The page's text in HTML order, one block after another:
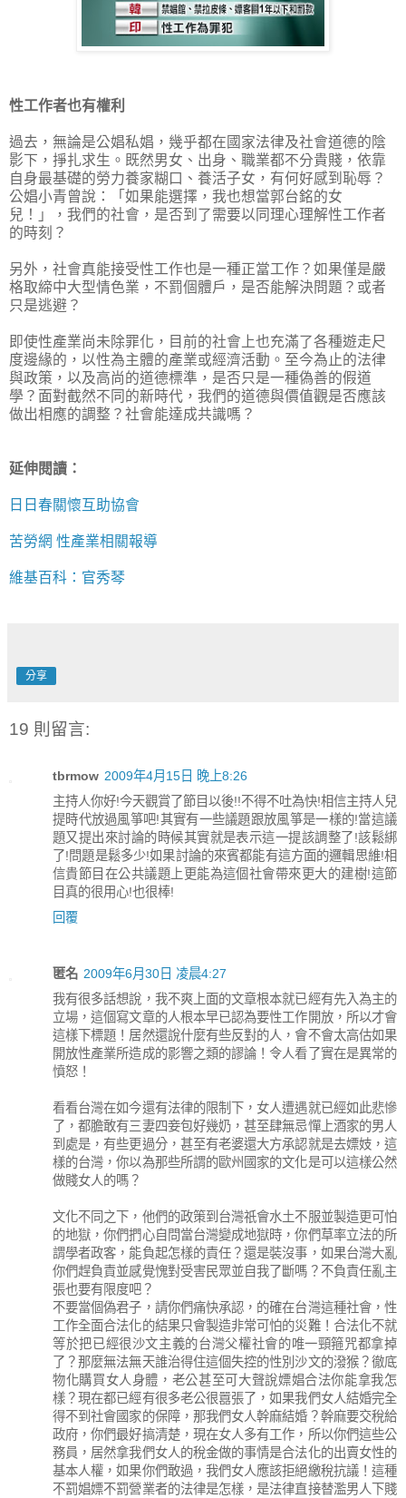
性工作者也有權利
過去，無論是公娼私娼，幾乎都在國家法律及社會道德的陰
影下，掙扎求生。既然男女、出身、職業都不分貴賤，依靠
自身最基礎的勞力養家糊口、養活子女，有何好感到恥辱？
公娼小青曾說：「如果能選擇，我也想當郭台銘的女
兒！」，我們的社會，是否到了需要以同理心理解性工作者
的時刻？
另外，社會真能接受性工作也是一種正當工作？如果僅是嚴
格取締中大型情色業，不罰個體戶，是否能解決問題？或者
只是逃避？
即使性產業尚未除罪化，目前的社會上也充滿了各種遊走尺
度邊緣的，以性為主體的產業或經濟活動。至今為止的法律
與政策，以及高尚的道德標準，是否只是一種偽善的假道
學？面對截然不同的新時代，我們的道德與價值觀是否應該
做出相應的調整？社會能達成共識嗎？
延伸閱讀：
日日春關懷互助協會
苦勞網 性產業相關報導
維基百科：官秀琴
分享
19 則留言:
tbrmow 2009年4月15日 晚上8:26
主持人你好!今天觀賞了節目以後!!不得不吐為快!相信主持人兒
提時代放過風箏吧!其實有一些議題跟放風箏是一樣的!當這議
題又提出來討論的時候其實就是表示這一提該調整了!該鬆綁
了!問題是鬆多少!如果討論的來賓都能有這方面的邏輯思維!相
信貴節目在公共議題上更能為這個社會帶來更大的建樹!這節
目真的很用心!也很棒!
回覆
匿名 2009年6月30日 凌晨4:27
我有很多話想說，我不爽上面的文章根本就已經有先入為主的
立場，這個寫文章的人根本早已認為要性工作開放，所以才會
這樣下標題！居然還說什麼有些反對的人，會不會太高估如果
開放性產業所造成的影響之類的謬論！令人看了實在是異常的
憤怒！
看看台灣在如今還有法律的限制下，女人遭遇就已經如此悲慘
了，都膽敢有三妻四妾包好幾奶，甚至肆無忌憚上酒家的男人
到處是，有些更過分，甚至有老婆還大方承認就是去嫖妓，這
樣的台灣，你以為那些所謂的歐州國家的文化是可以這樣公然
做賤女人的嗎？
文化不同之下，他們的政策到台灣祇會水土不服並製造更可怕
的地獄，你們捫心自問當台灣變成地獄時，你們草率立法的所
謂學者政客，能負起怎樣的責任？還是裝沒事，如果台灣大亂
你們趕負責並感覺愧對受害民眾並自我了斷嗎？不負責任亂主
張也要有限度吧？
不要當個偽君子，請你們痛快承認，的確在台灣這種社會，性
工作全面合法化的結果只會製造非常可怕的災難！合法化不就
等於把已經很沙文主義的台灣父權社會的唯一頸箍咒都拿掉
了？那麼無法無天誰治得住這個失控的性別沙文的潑猴？徹底
物化購買女人身體，老公甚至可大聲說嫖娼合法你能拿我怎
樣？現在都已經有很多老公很囂張了，如果我們女人結婚完全
得不到社會國家的保障，那我們女人幹麻結婚？幹麻要交稅給
政府，你們最好搞清楚，現在女人多有工作，所以你們這些公
務員，居然拿我們女人的稅金做的事情是合法化的出賣女性的
基本人權，如果你們敢過，我們女人應該拒絕繳稅抗議！這種
不罰娼嫖不罰營業者的法律是怎樣，是法律直接替濫男人下賤